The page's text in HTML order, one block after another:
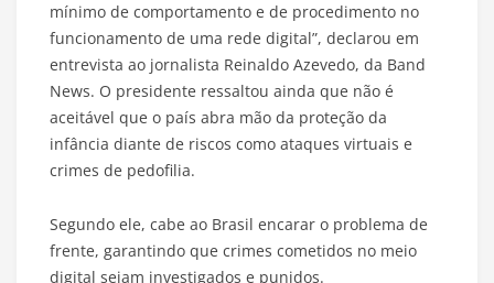
mínimo de comportamento e de procedimento no
funcionamento de uma rede digital”, declarou em
entrevista ao jornalista Reinaldo Azevedo, da Band
News. O presidente ressaltou ainda que não é
aceitável que o país abra mão da proteção da
infância diante de riscos como ataques virtuais e
crimes de pedofilia.
Segundo ele, cabe ao Brasil encarar o problema de
frente, garantindo que crimes cometidos no meio
digital sejam investigados e punidos.